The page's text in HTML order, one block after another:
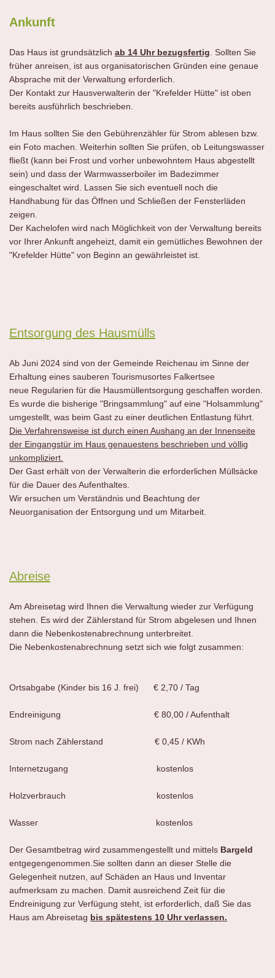
Ankunft
Das Haus ist grundsätzlich ab 14 Uhr bezugsfertig . Sollten Sie
früher anreisen, ist aus organisatorischen Gründen eine genaue
Absprache mit der Verwaltung erforderlich.
Der Kontakt zur Hausverwalterin der "Krefelder Hütte" ist oben
bereits ausführlich beschrieben.
Im Haus sollten Sie den Gebührenzähler für Strom ablesen bzw.
ein Foto machen. Weiterhin sollten Sie prüfen, ob Leitungswasser
fließt (kann bei Frost und vorher unbewohntem Haus abgestellt
sein) und dass der Warmwasserboiler im Badezimmer
eingeschaltet wird. Lassen Sie sich eventuell noch die
Handhabung für das Öffnen und Schließen der Fensterläden
zeigen.
Der Kachelofen wird nach Möglichkeit von der Verwaltung bereits
vor Ihrer Ankunft angeheizt, damit ein gemütliches Bewohnen der
"Krefelder Hütte" von Beginn an gewährleistet ist.
Entsorgung des Hausmülls
Ab Juni 2024 sind von der Gemeinde Reichenau im Sinne der
Erhaltung eines sauberen Tourismusortes Falkertsee
neue Regularien für die Hausmüllentsorgung geschaffen worden.
Es wurde die bisherige "Bringsammlung" auf eine "Holsammlung"
umgestellt, was beim Gast zu einer deutlichen Entlastung führt.
Die Verfahrensweise ist durch einen Aushang an der Innenseite
der Eingangstür im Haus genauestens beschrieben und völlig
unkompliziert.
Der Gast erhält von der Verwalterin die erforderlichen Müllsäcke
für die Dauer des Aufenthaltes.
Wir ersuchen um Verständnis und Beachtung der
Neuorganisation der Entsorgung und um Mitarbeit.
Abreise
Am Abreisetag wird Ihnen die Verwaltung wieder zur Verfügung
stehen. Es wird der Zählerstand für Strom abgelesen und Ihnen
dann die Nebenkostenabrechnung unterbreitet.
Die Nebenkostenabrechnung setzt sich wie folgt zusammen:
Ortsabgabe (Kinder bis 16 J. frei) € 2,70 / Tag
Endreinigung € 80,00 / Aufenthalt
Strom nach Zählerstand € 0,45 / KWh
Internetzugang kostenlos
Holzverbrauch kostenlos
Wasser kostenlos
Der Gesamtbetrag wird zusammengestellt und mittels Bargeld
entgegengenommen.Sie sollten dann an dieser Stelle die
Gelegenheit nutzen, auf Schäden an Haus und Inventar
aufmerksam zu machen. Damit ausreichend Zeit für die
Endreinigung zur Verfügung steht, ist erforderlich, daß Sie das
Haus am Abreisetag bis spätestens 10 Uhr verlassen.